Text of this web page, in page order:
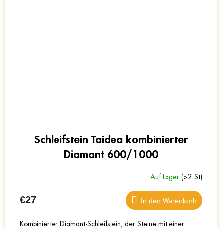
Schleifstein Taidea kombinierter
Diamant 600/1000
Auf Lager (>2 St)
€27 In den Warenkorb
Kombinierter Diamant-Schleifstein, der Steine mit einer